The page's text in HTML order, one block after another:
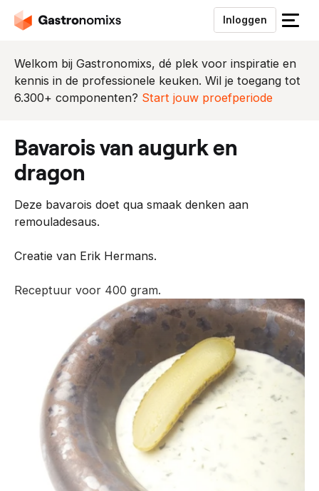
Inloggen
S
u
i
Welkom bij Gastronomixs, dé plek voor inspiratie en
kennis in de professionele keuken. Wil je toegang tot
6.300+ componenten? Start jouw proefperiode
bavarois van augurk en
dragon
Deze bavarois doet qua smaak denken aan
remouladesaus.
Creatie van Erik Hermans.
Receptuur voor 400 gram.